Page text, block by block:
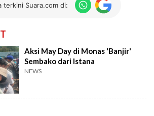
terkini Suara.com di:
Aksi May Day di Monas 'Banjir'
Sembako dari Istana
NEWS